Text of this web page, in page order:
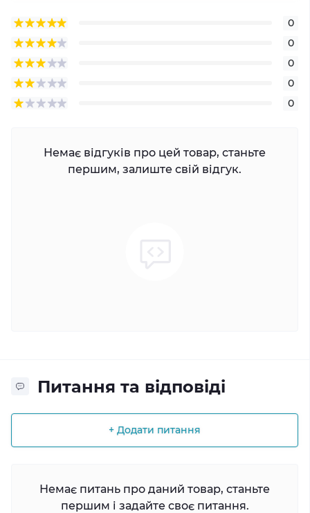
0
0
0
0
0
Немає відгуків про цей товар, станьте
першим, залиште свій відгук.
Питання та відповіді
+ Додати питання
Немає питань про даний товар, станьте
першим і задайте своє питання.